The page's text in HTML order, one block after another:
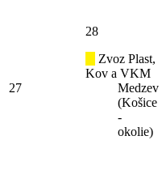
27
28
Zvoz Plast,
Kov a VKM
Medzev
(Košice
-
okolie)